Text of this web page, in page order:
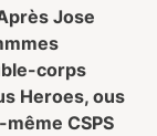
Jose
corps
Heroes, ous
CSPS